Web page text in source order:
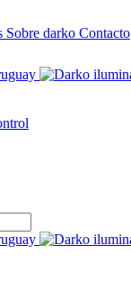
Sobre darko Contacto